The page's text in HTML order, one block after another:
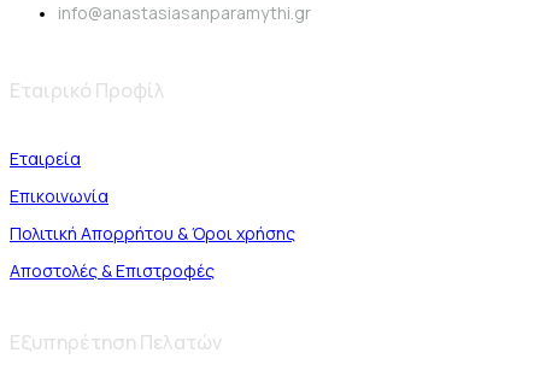
info@anastasiasanparamythi.gr
Εταιρικό Προφίλ
Εταιρεία
Επικοινωνία
Πολιτική Απορρήτου & Όροι χρήσης
Αποστολές & Επιστροφές
Εξυπηρέτηση Πελατών